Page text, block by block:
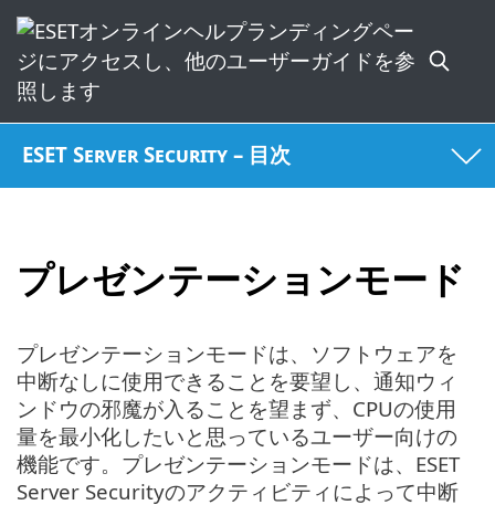
ESET Server Security – 目次
プレゼンテーションモード
プレゼンテーションモードは、ソフトウェアを
中断なしに使用できることを要望し、通知ウィ
ンドウの邪魔が入ることを望まず、CPUの使用
量を最小化したいと思っているユーザー向けの
機能です。プレゼンテーションモードは、ESET
Server Securityのアクティビティによって中断